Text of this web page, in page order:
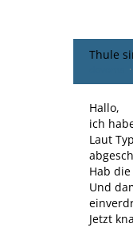
Thule
Hallo,
ich
Laut
Hab
Und
Jetzt